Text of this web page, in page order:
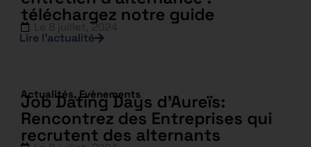
téléchargez notre guide
8 juillet, 2024
Lire l’actualité
Actualités,Evènements
Job Dating Days d’Aureïs:
Rencontrez des Entreprises qui
recrutent des alternants